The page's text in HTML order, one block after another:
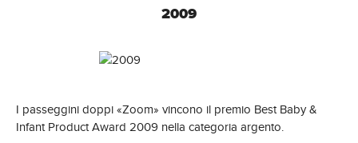
2009
I passeggini doppi «Zoom» vincono il premio Best Baby &
Infant Product Award 2009 nella categoria argento.